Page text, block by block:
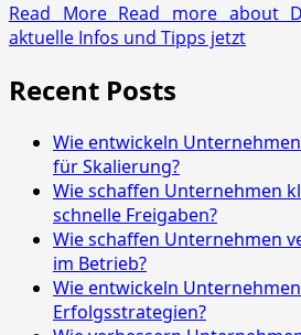
Read More Read more about
aktuelle Infos und Tipps jetzt
Recent Posts
Wie entwickeln
für Skalierung?
Wie schaffen Unternehmen
schnelle Freigaben?
Wie schaffen Unternehmen
im Betrieb?
Wie entwickeln
Erfolgsstrategien?